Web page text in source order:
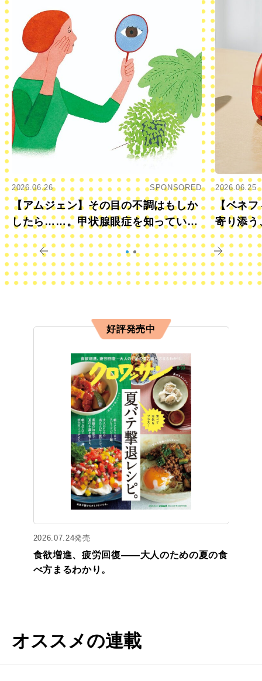
2026.06.26 SPONSORED
【アムジェン】その目の不調はもしか
したら……。甲状腺眼症を知っていま
すか？
2026.06.25
【ベネフ
寄り添う
きに
好評発売中
2026.07.24発売
食欲増進、疲労回復——大人のための夏の食
べ方まるわかり。
オススメの連載